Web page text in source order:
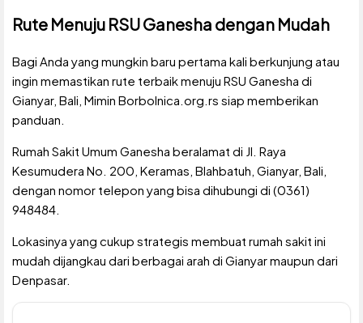
Rute Menuju RSU Ganesha dengan Mudah
Bagi Anda yang mungkin baru pertama kali berkunjung atau
ingin memastikan rute terbaik menuju RSU Ganesha di
Gianyar, Bali, Mimin Borbolnica.org.rs siap memberikan
panduan.
Rumah Sakit Umum Ganesha beralamat di Jl. Raya
Kesumudera No. 200, Keramas, Blahbatuh, Gianyar, Bali,
dengan nomor telepon yang bisa dihubungi di (0361)
948484.
Lokasinya yang cukup strategis membuat rumah sakit ini
mudah dijangkau dari berbagai arah di Gianyar maupun dari
Denpasar.